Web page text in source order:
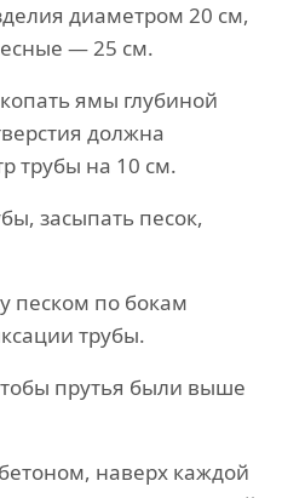
диаметром 20 см,
— 25 см.
ямы глубиной
должна
трубы на 10 см.
засыпать песок,
песком по бокам
трубы.
прутья были выше
наверх каждой